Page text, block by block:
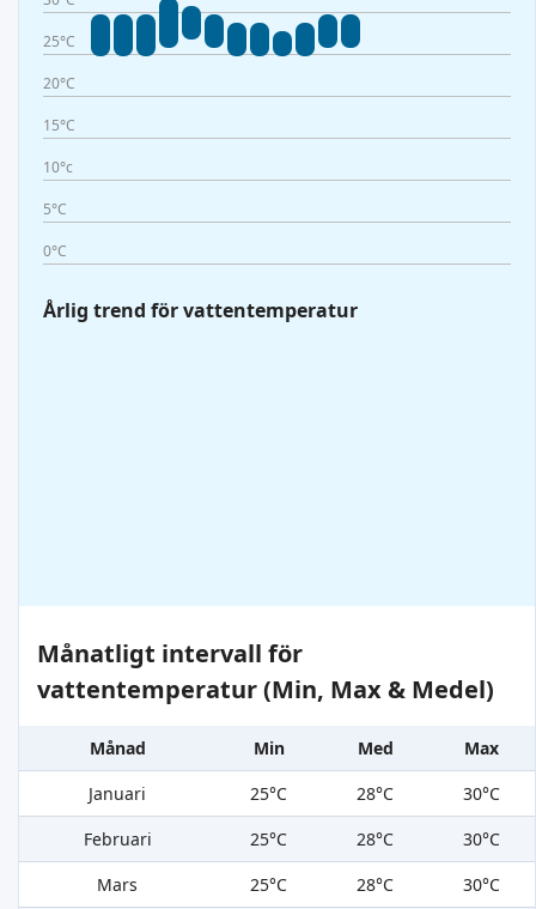
25°C
20°C
15°C
10°c
5°C
0°C
Årlig trend för vattentemperatur
Månatligt intervall för
vattentemperatur (Min, Max & Medel)
Månad Min Med
Max
Januari
25°C 28°C
30°C
Februari
25°C 28°C
30°C
Mars
25°C 28°C
30°C